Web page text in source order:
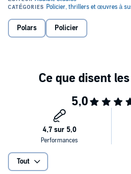
weder unter den Deutschen noch unter
Nun, im Sommer 2014, kehren die fünf
verloren. Manche haben Karriere
Doch sie alle haben einen Brief erhalten,
©2019 DuMont Buchverlag GmbH & Co.
Polars Policier
Tout